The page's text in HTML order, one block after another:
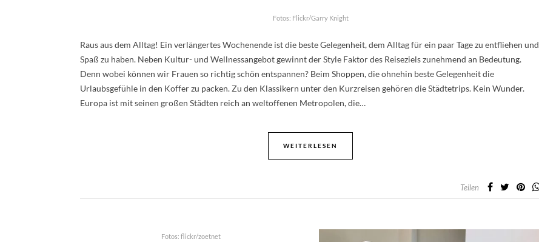
Fotos: Flickr/Garry Knight
Raus aus dem Alltag! Ein verlängertes Wochenende ist die beste Gelegenheit, dem Alltag für ein paar Tage zu entfliehen und
Spaß zu haben. Neben Kultur- und Wellnessangebot gewinnt der Style Faktor des Reiseziels zunehmend an Bedeutung.
Denn wobei können wir Frauen so richtig schön entspannen? Beim Shoppen, die ohnehin beste Gelegenheit die
Urlaubsgefühle in den Koffer zu packen. Zu den Klassikern unter den Kurzreisen gehören die Städtetrips. Kein Wunder.
Europa ist mit seinen großen Städten reich an weltoffenen Metropolen, die…
WEITERLESEN
Teilen
Fotos: flickr/zoetnet